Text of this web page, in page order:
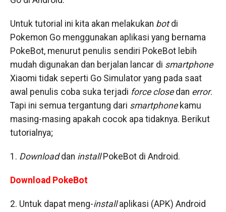
Untuk tutorial ini kita akan melakukan botdi
Pokemon Go menggunakan aplikasi yang bernama
PokeBot, menurut penulis sendiri PokeBot lebih
mudah digunakan dan berjalan lancar di smartphone
Xiaomi tidak seperti Go Simulator yang pada saat
awal penulis coba suka terjadi force closedan error.
Tapi ini semua tergantung dari smartphonekamu
masing-masing apakah cocok apa tidaknya. Berikut
tutorialnya;
1. Downloaddan installPokeBot di Android.
Download PokeBot
2. Untuk dapat meng-installaplikasi (APK) Android